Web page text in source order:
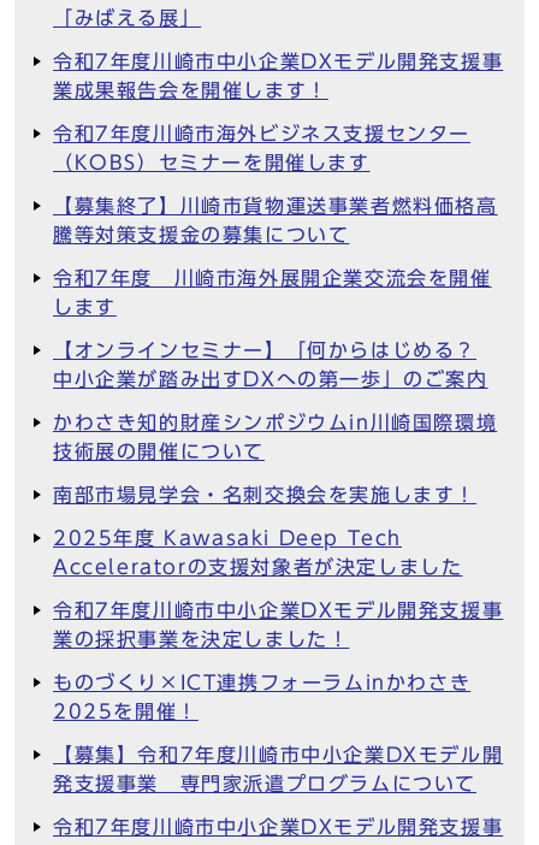
「みばえる展」
令和7年度川崎市中小企業DXモデル開発支援事
業成果報告会を開催します！
令和7年度川崎市海外ビジネス支援センター
（KOBS）セミナーを開催します
【募集終了】川崎市貨物運送事業者燃料価格高
騰等対策支援金の募集について
令和7年度 川崎市海外展開企業交流会を開催
します
【オンラインセミナー】「何からはじめる？
中小企業が踏み出すDXへの第一歩」のご案内
かわさき知的財産シンポジウムin川崎国際環境
技術展の開催について
南部市場見学会・名刺交換会を実施します！
2025年度 Kawasaki Deep Tech
Acceleratorの支援対象者が決定しました
令和7年度川崎市中小企業DXモデル開発支援事
業の採択事業を決定しました！
ものづくり×ICT連携フォーラムinかわさき
2025を開催！
【募集】令和7年度川崎市中小企業DXモデル開
発支援事業 専門家派遣プログラムについて
令和7年度川崎市中小企業DXモデル開発支援事